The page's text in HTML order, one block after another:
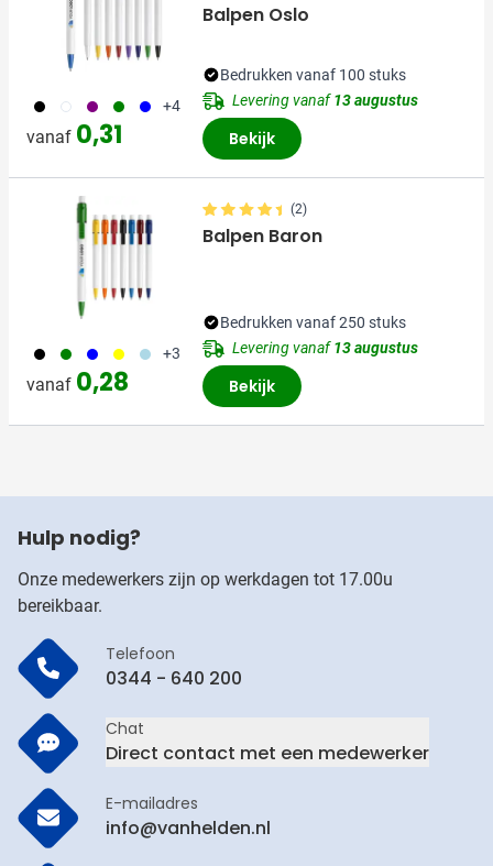
001 002 024 004 005 +4
vanaf 0,31
Balpen Oslo
Bedrukken vanaf 100 stuks
Levering vanaf13 augustus
Bekijk
001 004 005 006 018 +3
vanaf 0,28
(2)
Balpen Baron
Bedrukken vanaf 250 stuks
Levering vanaf13 augustus
Bekijk
Hulp nodig?
Onze medewerkers zijn op werkdagen tot 17.00u
bereikbaar.
Telefoon
0344 - 640 200
Chat
Direct contact met een medewerker
E-mailadres
info@vanhelden.nl